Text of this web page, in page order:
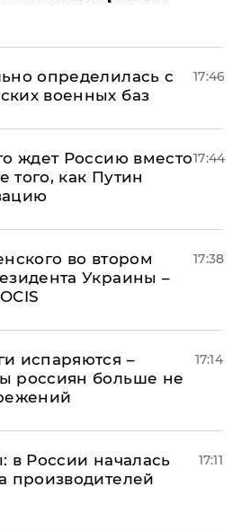
определилась с
военных баз
17:46
ждет Россию вместо
того, как Путин
17:44
во втором
Украины –
17:38
испаряются –
россиян больше не
17:14
в России началась
производителей
17:11